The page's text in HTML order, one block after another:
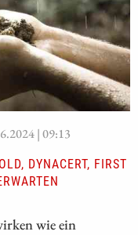
| 09:13
DYNACERT, FIRST
wie ein